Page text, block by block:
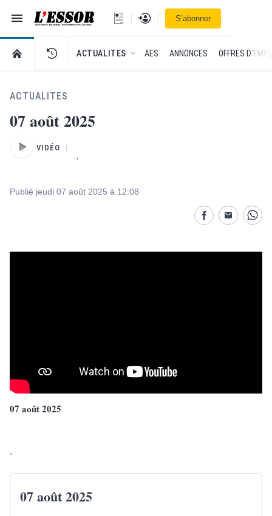
Navigation
L'Essor - retour à la une
Se connecterS’abonner
RETOUR À LA PAGE D’ACCUEIL DE L'ESSOR
ACTUALITES AES ANNONCES OFFRES
ACTUALITES
07 août 2025
VIDÉO
.
Publié jeudi 07 août 2025 à 12:08
Partage désactivé
Partage
07 août 2025
.
07 août 2025